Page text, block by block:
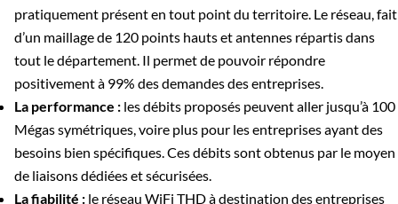
pratiquement présent en tout point du territoire. Le réseau, fait
d’un maillage de 120 points hauts et antennes répartis dans
tout le département. Il permet de pouvoir répondre
positivement à 99% des demandes des entreprises.
La performance : les débits proposés peuvent aller jusqu’à 100
Mégas symétriques, voire plus pour les entreprises ayant des
besoins bien spécifiques. Ces débits sont obtenus par le moyen
de liaisons dédiées et sécurisées.
La fiabilité : le réseau WiFi THD à destination des entreprises